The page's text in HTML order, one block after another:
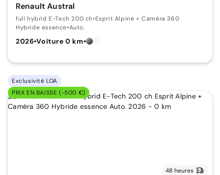
Renault Austral
full hybrid E-Tech 200 ch•Esprit Alpine + Caméra 360
Hybride essence•Auto.
2026•Voiture 0 km•
Exclusivité LOA
PRIX EN BAISSE (-500 €)
48 heures